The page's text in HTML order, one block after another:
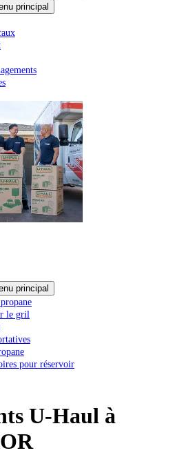
principal
principal
le gril
pour réservoir
U-Haul à